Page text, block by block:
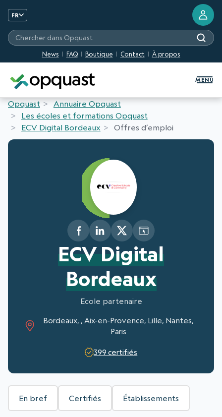
FR
News FAQ Boutique Contact À propos
Chercher dans Opquast
MENU
Opquast
Annuaire Opquast
Les écoles et formations Opquast
ECV Digital Bordeaux
Offres d’emploi
ECV Digital
Bordeaux
Ecole partenaire
Bordeaux, , Aix-en-Provence, Lille, Nantes,
Paris
399 certifiés
En bref Certifiés Établissements